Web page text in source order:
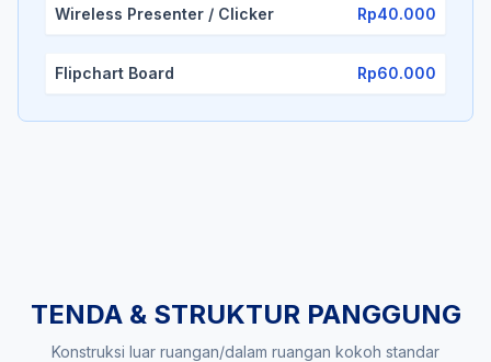
Wireless Presenter / Clicker Rp40.000
Flipchart Board Rp60.000
TENDA & STRUKTUR PANGGUNG
Konstruksi luar ruangan/dalam ruangan kokoh standar